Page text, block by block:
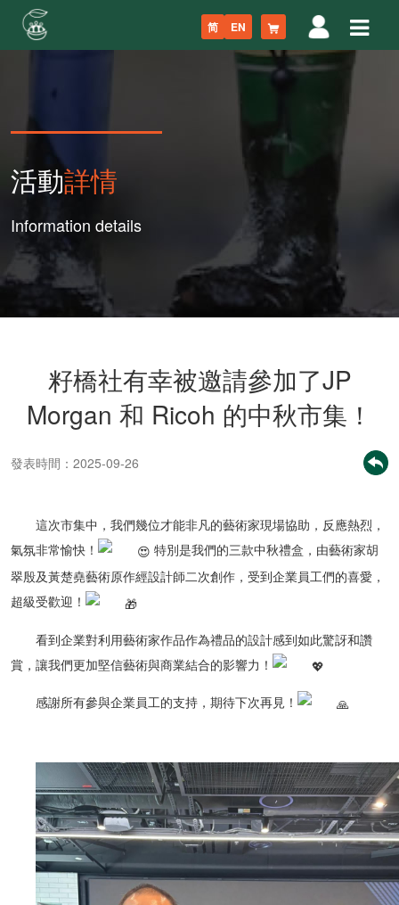
简 EN
活動詳情
Information details
籽橋社有幸被邀請參加了JP
Morgan 和 Ricoh 的中秋市集！
發表時間：2025-09-26
這次市集中，我們幾位才能非凡的藝術家現場協助，反應熱烈，
氣氛非常愉快！
特別是我們的三款中秋禮盒，由藝術家胡
翠殷及黃楚堯藝術原作經設計師二次創作，受到企業員工們的喜愛，
超級受歡迎！
看到企業對利用藝術家作品作為禮品的設計感到如此驚訝和讚
賞，讓我們更加堅信藝術與商業結合的影響力！
感謝所有參與企業員工的支持，期待下次再見！